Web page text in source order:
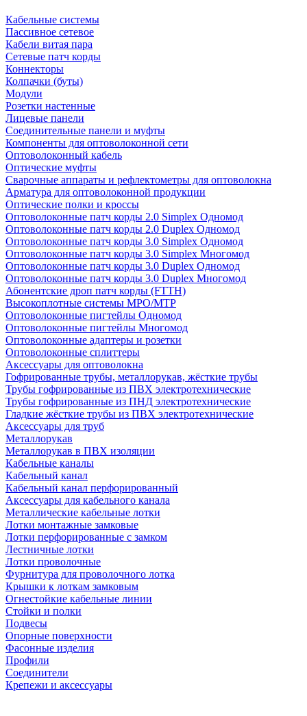
Кабельные системы
Пассивное сетевое
Кабели витая пара
Сетевые патч корды
Коннекторы
Колпачки (буты)
Модули
Розетки настенные
Лицевые панели
Соединительные панели и муфты
Компоненты для оптоволоконной сети
Оптоволоконный кабель
Оптические муфты
Сварочные аппараты и рефлектометры для оптоволокна
Арматура для оптоволоконной продукции
Оптические полки и кроссы
Оптоволоконные патч корды 2.0 Simplex Одномод
Оптоволоконные патч корды 2.0 Duplex Одномод
Оптоволоконные патч корды 3.0 Simplex Одномод
Оптоволоконные патч корды 3.0 Simplex Многомод
Оптоволоконные патч корды 3.0 Duplex Одномод
Оптоволоконные патч корды 3.0 Duplex Многомод
Абонентские дроп патч корды (FTTH)
Высокоплотные системы MPO/MTP
Оптоволоконные пигтейлы Одномод
Оптоволоконные пигтейлы Многомод
Оптоволоконные адаптеры и розетки
Оптоволоконные сплиттеры
Аксессуары для оптоволокна
Гофрированные трубы, металлорукав, жёсткие трубы
Трубы гофрированные из ПВХ электротехнические
Трубы гофрированные из ПНД электротехнические
Гладкие жёсткие трубы из ПВХ электротехнические
Аксессуары для труб
Металлорукав
Металлорукав в ПВХ изоляции
Кабельные каналы
Кабельный канал
Кабельный канал перфорированный
Аксессуары для кабельного канала
Металлические кабельные лотки
Лотки монтажные замковые
Лотки перфорированные с замком
Лестничные лотки
Лотки проволочные
Фурнитура для проволочного лотка
Крышки к лоткам замковым
Огнестойкие кабельные линии
Стойки и полки
Подвесы
Опорные поверхности
Фасонные изделия
Профили
Соединители
Крепежи и аксессуары